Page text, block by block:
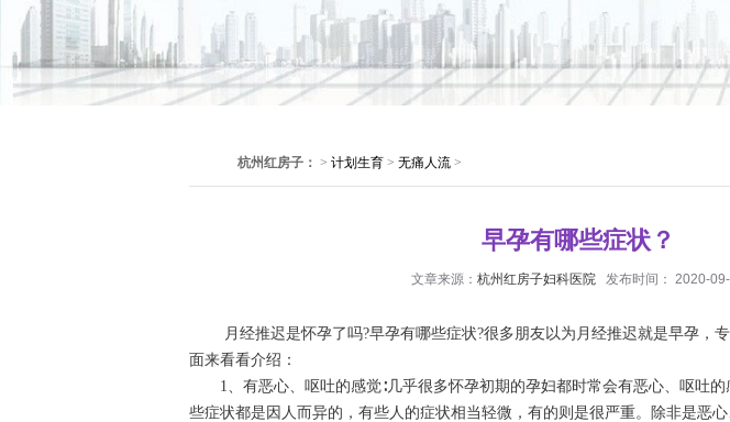
杭州红房子： > 计划生育 > 无痛人流 >
早孕有哪些症状？
文章来源： 杭州红房子妇科医院 发布时间： 2020-
月经推迟是怀孕了吗?早孕有哪些症状?很多朋友以为月经推迟就是早孕，
面来看看介绍：
1、有恶心、呕吐的感觉∶几乎很多怀孕初期的孕妇都时常会有恶心、呕吐的
些症状都是因人而异的，有些人的症状相当轻微，有的则是很严重。除非是恶